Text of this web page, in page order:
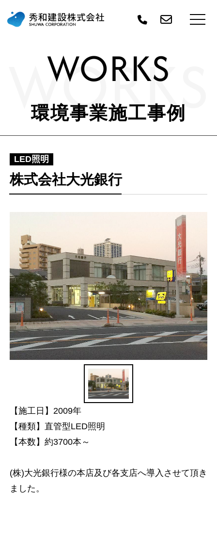
WORKS
WORKS
環境事業施工事例
LED照明
株式会社大光銀行
【施工日】2009年
【種類】直管型LED照明
【本数】約3700本～
(株)大光銀行様の本店及び各支店へ導入させて頂き
ました。